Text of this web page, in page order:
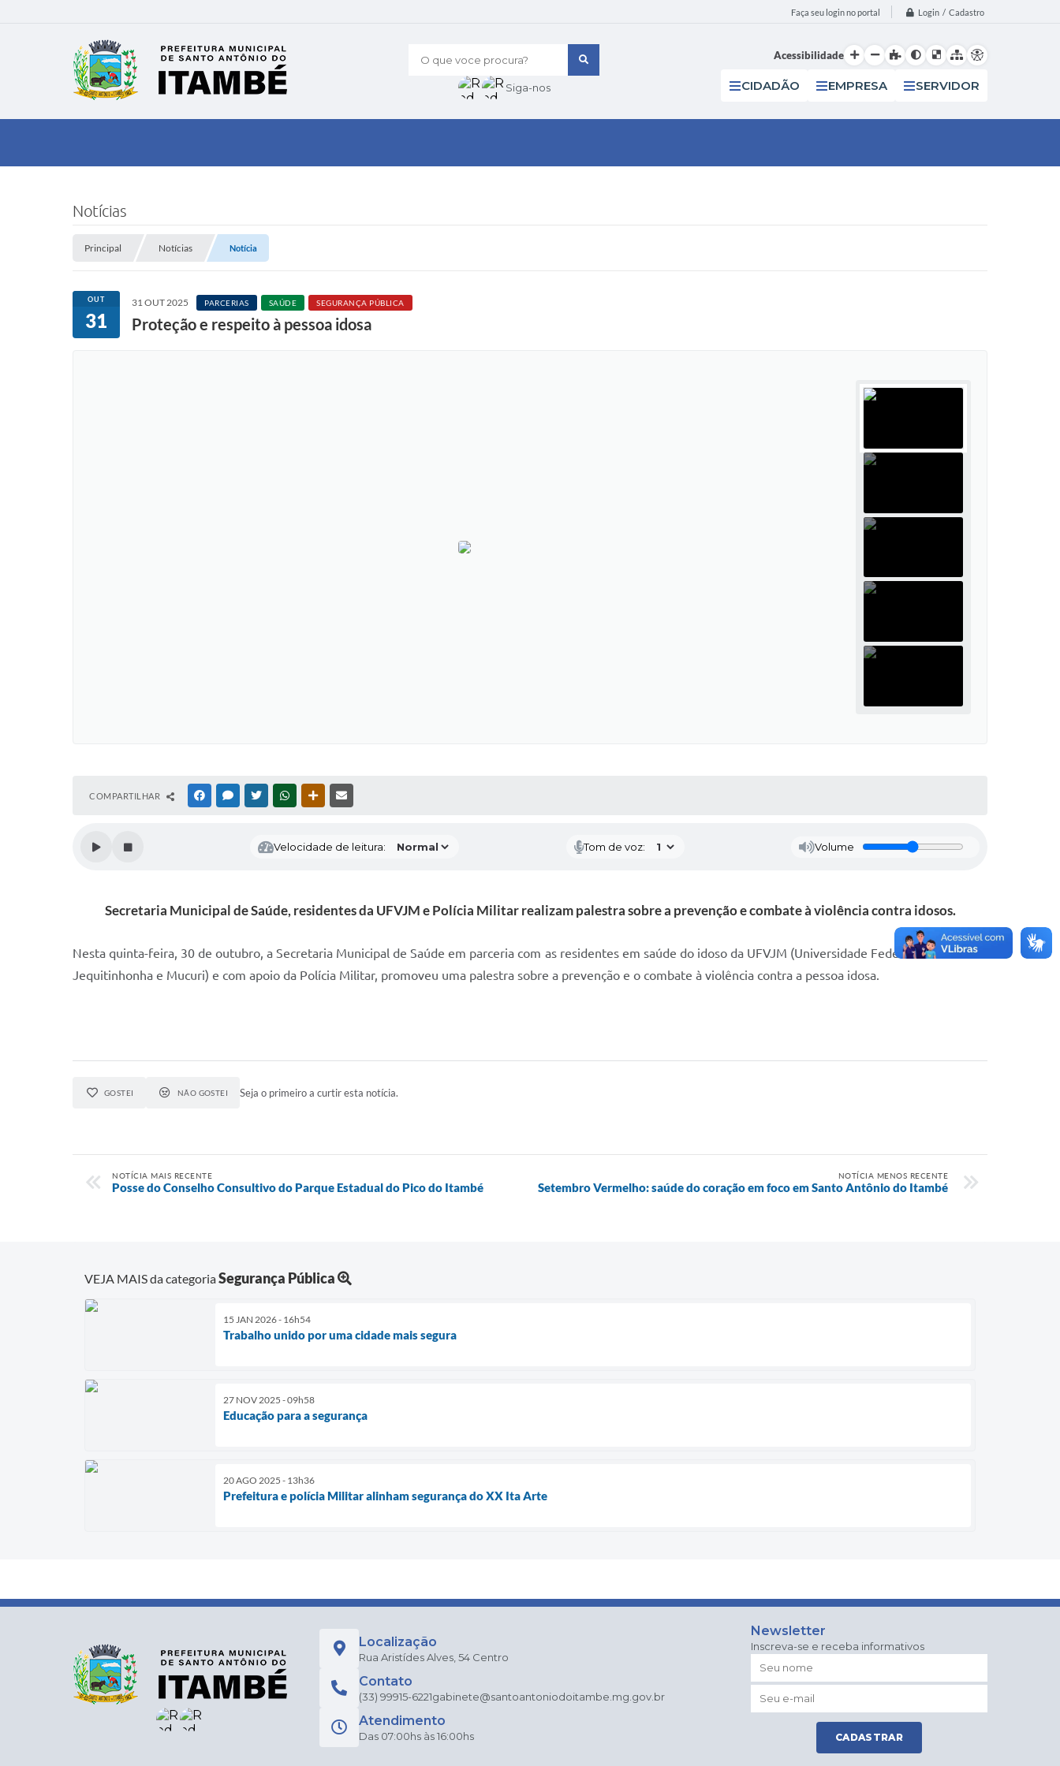
Faça seu login no portal Login / Cadastro
O que voce procura?
Siga-nos
Acessibilidade
CIDADÃO EMPRESA SERVIDOR
Notícias
Principal Notícias Notícia
OUT
31
31 OUT 2025 PARCERIAS SAÚDE SEGURANÇA PÚBLICA
Proteção e respeito à pessoa idosa
COMPARTILHAR FACEBOOKMESSENGER
TWITTERWHATSAPPOUTRAS MÍDIAS
Velocidade de leitura: Tom de voz: Volume
Secretaria Municipal de Saúde, residentes da UFVJM e Polícia Militar realizam palestra sobre a prevenção e combate à violência contra idosos.
Nesta quinta-feira, 30 de outubro, a Secretaria Municipal de Saúde em parceria com as residentes em saúde do idoso da UFVJM (Universidade Federal dos Vales do
Jequitinhonha e Mucuri) e com apoio da Polícia Militar, promoveu uma palestra sobre a prevenção e o combate à violência contra a pessoa idosa.
GOSTEI NÃO GOSTEI Seja o primeiro a curtir esta notícia.
NOTÍCIA MAIS RECENTE
Posse do Conselho Consultivo do Parque Estadual do Pico do Itambé
NOTÍCIA MENOS RECENTE
Setembro Vermelho: saúde do coração em foco em Santo Antônio do Itambé
VEJA MAIS da categoriaSegurança Pública
15 JAN 2026 - 16h54
Trabalho unido por uma cidade mais segura
27 NOV 2025 - 09h58
Educação para a segurança
20 AGO 2025 - 13h36
Prefeitura e polícia Militar alinham segurança do XX Ita Arte
Localização
Rua Aristídes Alves, 54 Centro
Contato
(33) 99915-6221gabinete@santoantoniodoitambe.mg.gov.br
Atendimento
Das 07:00hs às 16:00hs
Newsletter
Inscreva-se e receba informativos
CADASTRAR